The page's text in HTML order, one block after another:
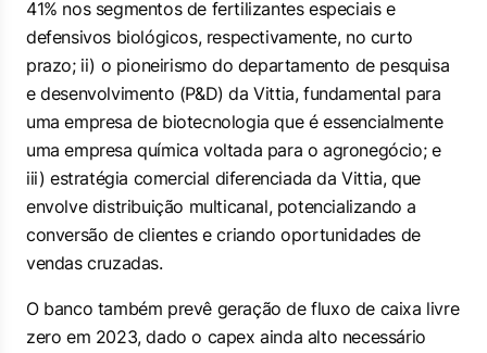
41% nos segmentos de fertilizantes especiais e
defensivos biológicos, respectivamente, no curto
prazo; ii) o pioneirismo do departamento de pesquisa
e desenvolvimento (P&D) da Vittia, fundamental para
uma empresa de biotecnologia que é essencialmente
uma empresa química voltada para o agronegócio; e
iii) estratégia comercial diferenciada da Vittia, que
envolve distribuição multicanal, potencializando a
conversão de clientes e criando oportunidades de
vendas cruzadas.
O banco também prevê geração de fluxo de caixa livre
zero em 2023, dado o capex ainda alto necessário